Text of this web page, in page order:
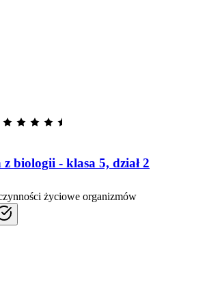
biologii - klasa 5, dział 2
życiowe organizmów